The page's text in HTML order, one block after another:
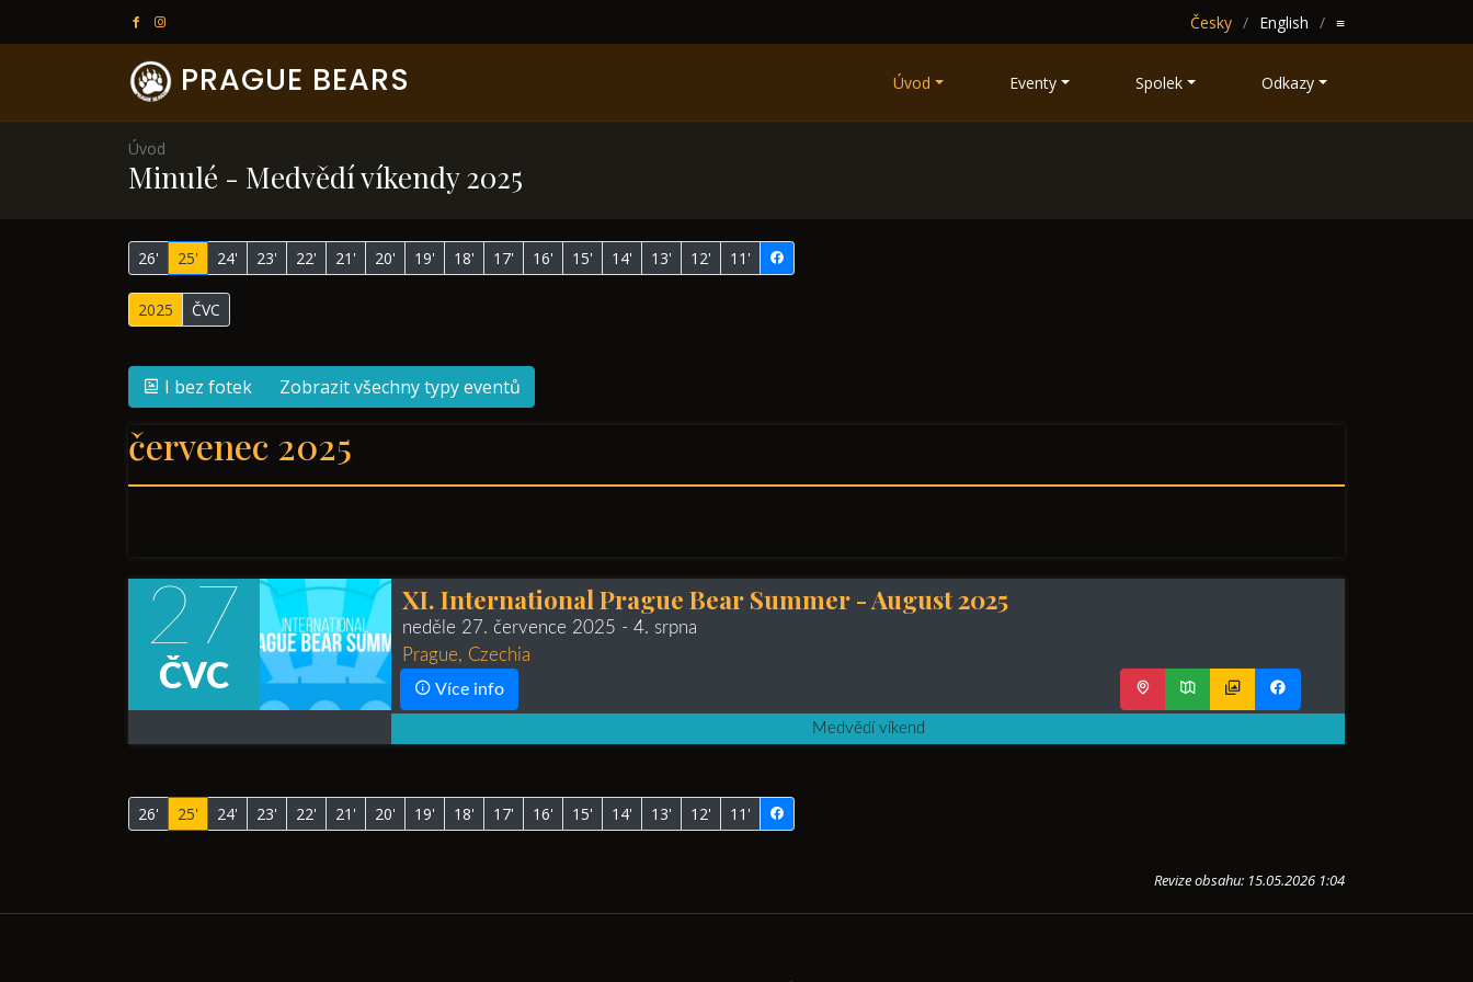
Česky English ≡
PRAGUE BEARS Úvod Eventy Spolek Odkazy
Úvod
Minulé - Medvědí víkendy 2025
26' 25' 24' 23' 22' 21' 20' 19' 18' 17' 16' 15' 14' 13' 12' 11'
2025 ČVC
I bez fotek Zobrazit všechny typy eventů
červenec 2025
27
ČVC
Medvědí víkend
XI. International Prague Bear Summer - August 2025
neděle 27. července 2025 - 4. srpna
Prague, Czechia
Více info
26' 25' 24' 23' 22' 21' 20' 19' 18' 17' 16' 15' 14' 13' 12' 11'
Revize obsahu: 15.05.2026 1:04